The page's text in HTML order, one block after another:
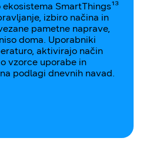
SmartThings¹³
izbiro načina in
pametne naprave,
doma. Uporabniki
aktivirajo način
vzorce uporabe in
podlagi dnevnih navad.